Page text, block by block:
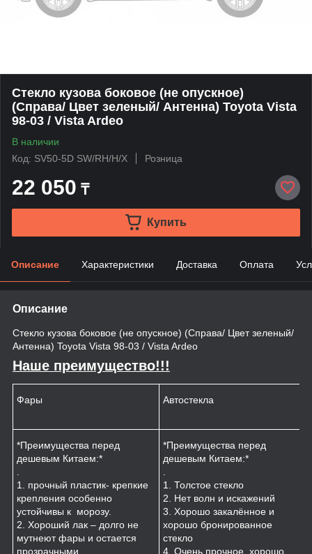
Стекло кузова боковое (не опускное)
(Справа/ Цвет зеленый/ Антенна) Toyota Vista
98-03 / Vista Ardeo
В наличии
Код: SV50-5D SW/RH/H/X
Розница
22 050 ₸
Купить
Описание Характеристики Доставка Оплата
Описание
Стекло кузова боковое (не опускное) (Справа/ Цвет зеленый/
Антенна) Toyota Vista 98-03 / Vista Ardeo
Наше преимущество!!!
Фары Автостекла
*Преимущества перед
дешевым Китаем:*
.
1. прочный пластик- крепкие
крепления особенно
устойчивы к морозу.
2. Хороший лак – долго не
мутнеют фары и остается
прозрачными
*Преимущества перед
дешевым Китаем:*
.
1. Толстое стекло
2. Нет волн и искажений
3. Хорошо закалённое и
хорошо бронированное
стекло
4. Очень прочное, хорошо